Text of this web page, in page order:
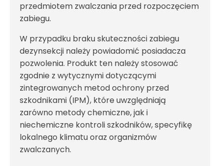
przedmiotem zwalczania przed rozpoczęciem
zabiegu.
W przypadku braku skuteczności zabiegu
dezynsekcji należy powiadomić posiadacza
pozwolenia. Produkt ten należy stosować
zgodnie z wytycznymi dotyczącymi
zintegrowanych metod ochrony przed
szkodnikami (IPM), które uwzględniają
zarówno metody chemiczne, jak i
niechemiczne kontroli szkodników, specyfikę
lokalnego klimatu oraz organizmów
zwalczanych.